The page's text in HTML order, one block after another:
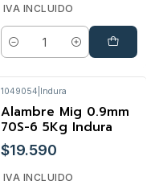
IVA INCLUIDO
Cantidad
1049054 Indura
Alambre Mig 0.9mm
70S-6 5Kg Indura
$19.590
IVA INCLUIDO